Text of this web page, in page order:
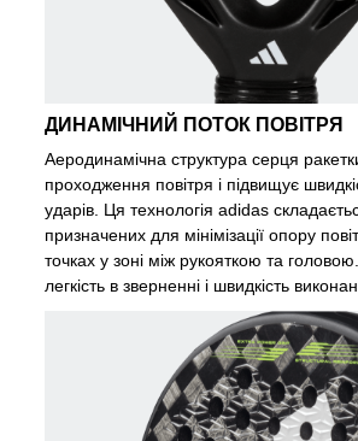
ДИНАМІЧНИЙ ПОТОК ПОВІТРЯ
Аеродинамічна структура серця
проходження повітря і підвищує
ударів. Ця технологія adidas
призначених для мінімізації опору
точках у зоні між рукояткою та
легкість в зверненні і швидкість